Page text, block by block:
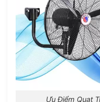
Ưu Điểm Quạt